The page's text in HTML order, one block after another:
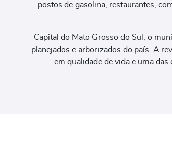
postos de gasolina, restaurantes,
Capital do Mato Grosso do Sul, o
planejados e arborizados do país. A
em qualidade de vida e uma